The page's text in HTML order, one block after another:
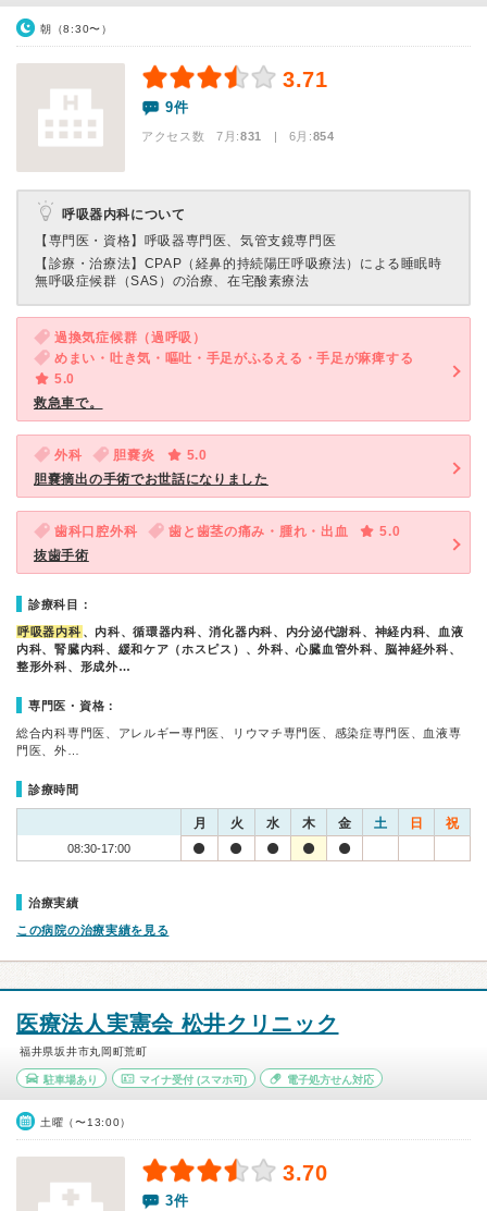
朝（8:30〜）
3.71
9件
アクセス数 7月:831 | 6月:854
呼吸器内科について
【専門医・資格】 呼吸器専門医、気管支鏡専門医
【診療・治療法】 CPAP（経鼻的持続陽圧呼吸療法）による睡眠時
無呼吸症候群（SAS）の治療、在宅酸素療法
過換気症候群（過呼吸）
めまい・吐き気・嘔吐・手足がふるえる・手足が麻痺する
5.0
救急車で。
外科 胆嚢炎
5.0
胆嚢摘出の手術でお世話になりました
歯科口腔外科 歯と歯茎の痛み・腫れ・出血
5.0
抜歯手術
診療科目：
呼吸器内科 、内科、循環器内科、消化器内科、内分泌代謝科、神経内科、血液
内科、腎臓内科、緩和ケア（ホスピス）、外科、心臓血管外科、脳神経外科、
整形外科、形成外…
専門医・資格：
総合内科専門医、アレルギー専門医、リウマチ専門医、感染症専門医、血液専
門医、外…
診療時間
月 火 水 木 金 土 日 祝
08:30-17:00
治療実績
この病院の治療実績を見る
医療法人実憲会 松井クリニック
福井県坂井市丸岡町荒町
駐車場あり マイナ受付(スマホ可) 電子処方せん対応
土曜（〜13:00）
3.70
3件